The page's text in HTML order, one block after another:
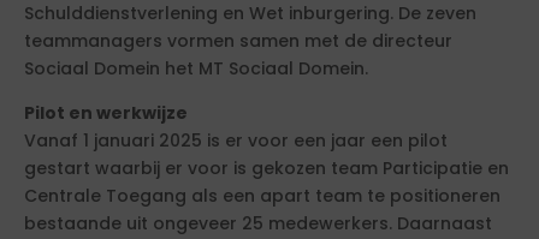
Schulddienstverlening en Wet inburgering. De zeven
teammanagers vormen samen met de directeur
Sociaal Domein het MT Sociaal Domein.
Pilot en werkwijze
Vanaf 1 januari 2025 is er voor een jaar een pilot
gestart waarbij er voor is gekozen team Participatie en
Centrale Toegang als een apart team te positioneren
bestaande uit ongeveer 25 medewerkers. Daarnaast